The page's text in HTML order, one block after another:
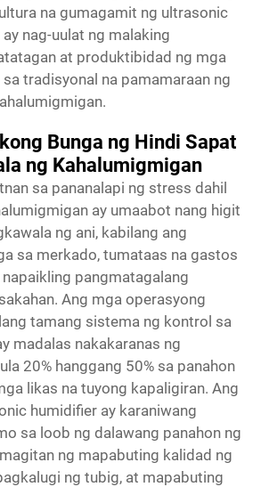
na gumagamit ng ultrasonic
nag-uulat ng malaking
at produktibidad ng mga
tradisyonal na pamamaraan ng
Bunga ng Hindi Sapat
ng Kahalumigmigan
sa pananalapi ng stress dahil
ay umaabot nang higit
ng ani, kabilang ang
sa merkado, tumataas na gastos
pangmatagalang
Ang mga operasyong
tamang sistema ng kontrol sa
madalas nakakaranas ng
20% hanggang 50% sa panahon
likas na tuyong kapaligiran. Ang
humidifier ay karaniwang
sa loob ng dalawang panahon ng
ng mapabuting kalidad ng
ng tubig, at mapabuting